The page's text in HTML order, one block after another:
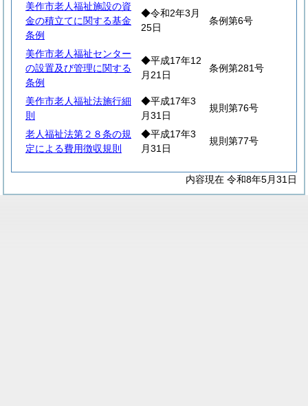
美作市老人福祉施設の資
金の積立てに関する基金
条例
◆令和2年3月
25日
条例第6号
美作市老人福祉センター
の設置及び管理に関する
条例
◆平成17年12
月21日
条例第281号
美作市老人福祉法施行細
則
◆平成17年3
月31日
規則第76号
老人福祉法第２８条の規
定による費用徴収規則
◆平成17年3
月31日
規則第77号
内容現在 令和8年5月31日